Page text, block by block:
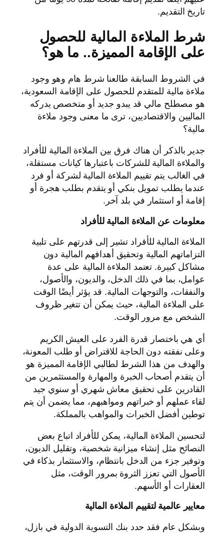
تاريخ التقديم.
شرط الملاءة المالية للحصول
على الإقامة المميزة.. ما هو؟
في الشروط السابقة طالعنا شرط هام وهو وجود
ملاءة مالية للمتقدم للحصول على الإقامة السعودية،
هو مصطلح مالي قد يبدو جديد أو متخصص يدركه
الماليين والاقتصاديين، ترى ما معنى وجود ملاءة
مالية؟
جدير بالذكر أن هناك فرق بين الملاءة المالية للأفراد
والملاءة المالية للشركات باعتبارها كيانات مستقلة،
في الغالب يتم تقييم الملاءة المالية لشركة أو فرد
عندما يطلب تمويل بنكي أو يتقدم بطلب هجرة أو
إقامة أو استثمار في بلد آخر.
معلومات عن الملاءة المالية للأفراد
الملاءة المالية للأفراد تشير إلى قدرتهم على تلبية
التزاماتهم المالية وتحقيق أهدافهم المالية دون
مشاكل كبيرة. تعتمد الملاءة المالية على عدة
عوامل، بما في ذلك الدخل، والديون، والأصول،
والنفقات، والتوجهات المالية. قد يؤثر أيضًا الوقت
على الملاءة المالية، حيث يمكن أن تتغير ظروف
الشخص مع مرور الوقت.
أي هي باختصار قدرة الفرد على العيش الكريم
وعلى نفقته دون الحاجة للاقتراض أو طلب المعونة،
والهدف من هذا الشرط لطالبي الإقامة المميزة هو
أن يتقدم أصحاب الخبرة والمهارة والمستثمرين من
القادرين على تحقيق معاش شهري أو سنوي جيد
لقاء عملهم أو خبراتهم ومواهبهم، مما يضمن أن يتم
توطين أفضل الخبرات والمواهب بالمملكة.
لتحسين الملاءة المالية، يمكن للأفراد اتباع بعض
النصائح مثل إنشاء ميزانية شخصية، وتقليل الديون،
وتوفير جزء من الدخل بانتظام، والاستثمار بذكاء في
الأصول التي تعزز الثروة بمرور الوقت، مثل
العقارات أو الأسهم.
معايير عالمية لتقييم الملاءة المالية
وبشكل عام فقد حدد بنك التسوية الدولية في بازل،